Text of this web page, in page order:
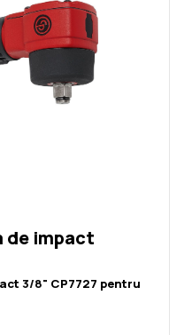
de impact
3/8" CP7727 pentru